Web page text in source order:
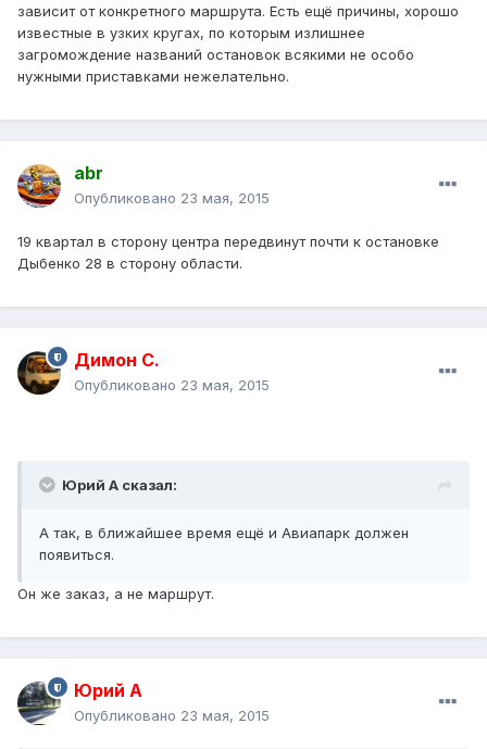
зависит от конкретного маршрута. Есть ещё причины, хорошо
известные в узких кругах, по которым излишнее
загромождение названий остановок всякими не особо
нужными приставками нежелательно.
abr
Опубликовано 23 мая, 2015
19 квартал в сторону центра передвинут почти к остановке
Дыбенко 28 в сторону области.
Димон С.
Опубликовано 23 мая, 2015
Юрий А сказал:
А так, в ближайшее время ещё и Авиапарк должен
появиться.
Он же заказ, а не маршрут.
Юрий А
Опубликовано 23 мая, 2015